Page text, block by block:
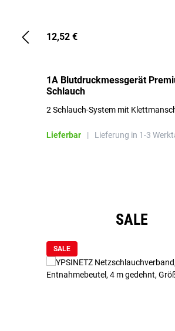
12,52 €
1A Blutdruckmessgerät
Schlauch
2 Schlauch-System mit
Lieferbar | Lieferung in 1-3
SALE
SALE